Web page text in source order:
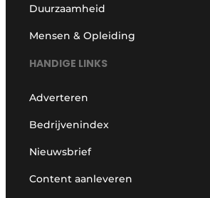
Duurzaamheid
Mensen & Opleiding
HANDIGE LINKS
Adverteren
Bedrijvenindex
Nieuwsbrief
Content aanleveren